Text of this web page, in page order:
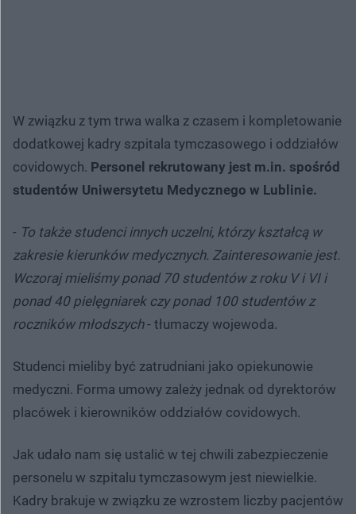
W związku z tym trwa walka z czasem i kompletowanie
dodatkowej kadry szpitala tymczasowego i oddziałów
covidowych. Personel rekrutowany jest m.in. spośród
studentów Uniwersytetu Medycznego w Lublinie.
- To także studenci innych uczelni, którzy kształcą w
zakresie kierunków medycznych. Zainteresowanie jest.
Wczoraj mieliśmy ponad 70 studentów z roku V i VI i
ponad 40 pielęgniarek czy ponad 100 studentów z
roczników młodszych- tłumaczy wojewoda.
Studenci mieliby być zatrudniani jako opiekunowie
medyczni. Forma umowy zależy jednak od dyrektorów
placówek i kierowników oddziałów covidowych.
Jak udało nam się ustalić w tej chwili zabezpieczenie
personelu w szpitalu tymczasowym jest niewielkie.
Kadry brakuje w związku ze wzrostem liczby pacjentów